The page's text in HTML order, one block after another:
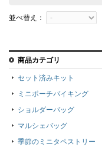
並べ替え：
商品カテゴリ
セット済みキット
ミニポーチバイキング
ショルダーバッグ
マルシェバッグ
季節のミニタペストリー